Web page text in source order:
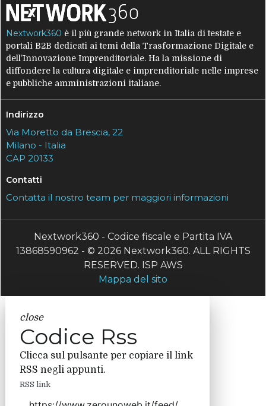
Nextwork360 è il più grande network in Italia di testate e
portali B2B dedicati ai temi della Trasformazione Digitale e
dell’Innovazione Imprenditoriale. Ha la missione di
diffondere la cultura digitale e imprenditoriale nelle imprese
e pubbliche amministrazioni italiane.
Indirizzo
Via Moretto da Brescia, 22
Milano - Italia
CAP 20133
Contatti
Contatta il nostro team per maggiori informazioni
Nextwork360 - Codice fiscale e Partita IVA
13868590962 - © 2026 Nextwork360. ALL RIGHTS
RESERVED. ISP AWS
Mappa del sito
close
Codice Rss
Clicca sul pulsante per copiare il link
RSS negli appunti.
RSS link